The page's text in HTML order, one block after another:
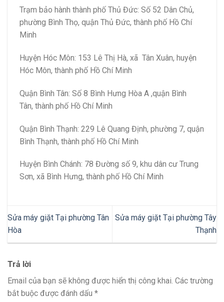
Trạm bảo hành thành phố Thủ Đức: Số 52 Dân Chủ,
phường Bình Thọ, quận Thủ Đức, thành phố Hồ Chí
Minh
Huyện Hóc Môn: 153 Lê Thị Hà, xã Tân Xuân, huyện
Hóc Môn, thành phố Hồ Chí Minh
Quận Bình Tân: Số 8 Bình Hưng Hòa A ,quận Bình
Tân, thành phố Hồ Chí Minh
Quận Bình Thạnh: 229 Lê Quang Định, phường 7, quận
Bình Thạnh, thành phố Hồ Chí Minh
Huyện Bình Chánh: 78 Đường số 9, khu dân cư Trung
Sơn, xã Bình Hưng, thành phố Hồ Chí Minh
Sửa máy giặt Tại phường Tân
Hòa
Sửa máy giặt Tại phường Tây
Thạnh
Trả lời
Email của bạn sẽ không được hiển thị công khai. Các trường
bắt buộc được đánh dấu *